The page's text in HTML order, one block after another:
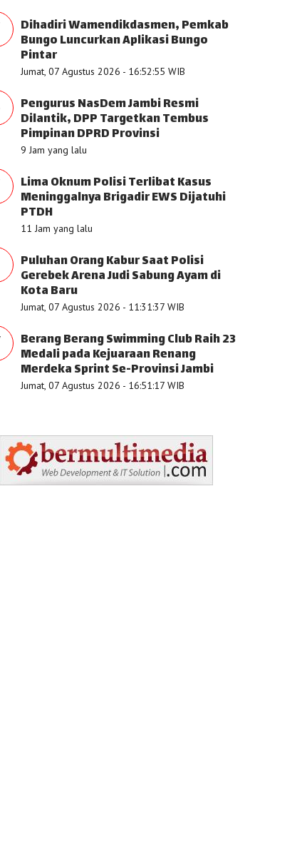
Dihadiri Wamendikdasmen, Pemkab
Bungo Luncurkan Aplikasi Bungo
Pintar
Jumat, 07 Agustus 2026 - 16:52:55 WIB
Pengurus NasDem Jambi Resmi
Dilantik, DPP Targetkan Tembus
Pimpinan DPRD Provinsi
9 Jam yang lalu
Lima Oknum Polisi Terlibat Kasus
Meninggalnya Brigadir EWS Dijatuhi
PTDH
11 Jam yang lalu
Puluhan Orang Kabur Saat Polisi
Gerebek Arena Judi Sabung Ayam di
Kota Baru
Jumat, 07 Agustus 2026 - 11:31:37 WIB
Berang Berang Swimming Club Raih 23
Medali pada Kejuaraan Renang
Merdeka Sprint Se-Provinsi Jambi
Jumat, 07 Agustus 2026 - 16:51:17 WIB